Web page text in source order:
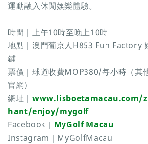
運動融入休閒娛樂體驗。
時間｜上午10時至晚上10時
地點｜澳門葡京人H853 Fun Factory
鋪
票價｜球道收費MOP380/每小時（其
官網）
網址｜ www.lisboetamacau.com/
hant/enjoy/mygolf
Facebook｜ MyGolf Macau
Instagram｜MyGolfMacau